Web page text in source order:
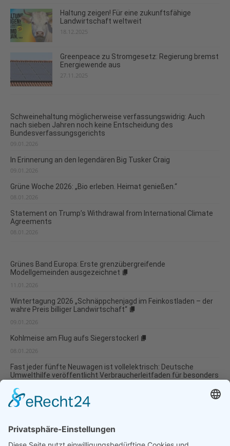
Haltung zeigen! Für eine zukunftsfähige
Landwirtschaft weltweit
18.12.2025
Greenpeace zu Stromgesetz: Regierung bremst
Energiewende aus
27.11.2025
Schweinehaltung möglicherweise verfassungswidrig: Auch
nach sieben Jahren noch keine Entscheidung des
Bundesverfassungsgerichts
09.01.2026
In Erinnerung an den legendären Big Tusker Craig
09.01.2026
Grüne Woche 2026: „Bio erleben. Heimat genießen.“
08.01.2026
Statement on Trump’s Withdrawal from International Climate
Agreements
08.01.2026
Grünes Band Europa: Erste grenzübergreifende
Modellgemeinden ausgezeichnet
11.01.2026
Wintertagung 2026 „Schnäppchenjagd im Feinkostladen – der
wahre Preis billiger Landwirtschaft“
09.01.2026
Kohlmeise am Flug aufs Siegerstockerl
08.01.2026
Fast jeder fünfte Neuwagen ist vollelektrisch: Deutsche
Umwelthilfe veröffentlicht Verbraucherleitfaden für besonders
07.01.2026